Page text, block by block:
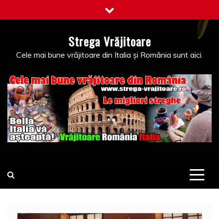
to
Strega Vrăjitoare
Cele mai bune vrăjitoare din Italia și România sunt aici.